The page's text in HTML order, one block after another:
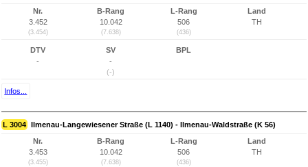
Nr.
3.452
(3.454)
B-Rang
10.042
(7.638)
L-Rang
506
(436)
Land
TH
DTV
-
SV
-
(-)
BPL
Infos...
L 3004 Ilmenau-Langewiesener Straße (L 1140) - Ilmenau-Waldstraße (K 56)
Nr.
3.453
(3.455)
B-Rang
10.042
(7.638)
L-Rang
506
(436)
Land
TH